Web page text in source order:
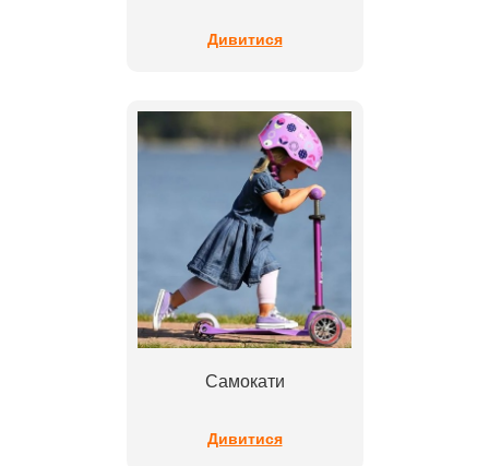
Дивитися
Самокати
Дивитися